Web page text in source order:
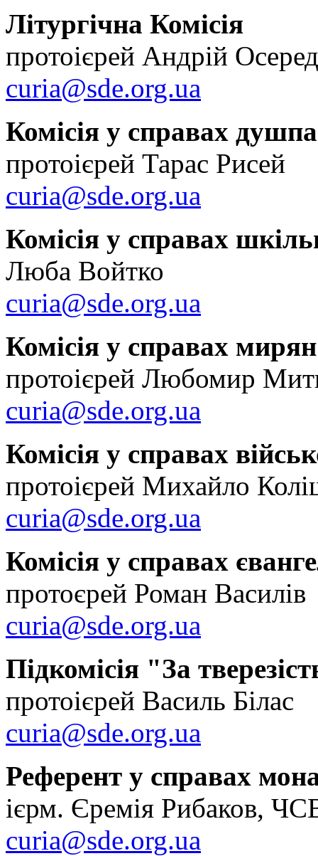
Літургічна Комісія
протоієрей Андрій
curia@sde.org.ua
Комісія у справах
протоієрей Тарас Рисей
curia@sde.org.ua
Комісія у справах
Люба Войтко
curia@sde.org.ua
Комісія у справах мирян
протоієрей Любомир
curia@sde.org.ua
Комісія у справах
протоієрей Михайло
curia@sde.org.ua
Комісія у справах
протоєрей Роман Василів
curia@sde.org.ua
Підкомісія "За
протоієрей Василь Білас
curia@sde.org.ua
Референт у справах
ієрм. Єремія Рибаков,
curia@sde.org.ua